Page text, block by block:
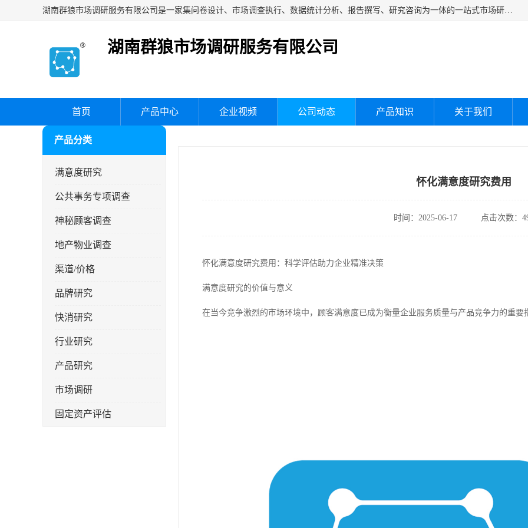
湖南群狼市场调研服务有限公司是一家集问卷设计、市场调查执行、数据统计分析、报告撰写、研究咨询为一体的一站式市场研究服务机构，主要服务：市场调研、三方评估、满意度研究、快消研究、地产物业调查、品牌研究、神秘顾客调查、行业研究、产品研究、公共事务专项调查等。
湖南群狼市场调研服务有限公司
首页 产品中心 企业视频 公司动态 产品知识 关于我们
产品分类
满意度研究
公共事务专项调查
神秘顾客调查
地产物业调查
渠道/价格
品牌研究
快消研究
行业研究
产品研究
市场调研
固定资产评估
怀化满意度研究费用
时间：2025-06-17 点击次数：
怀化满意度研究费用：科学评估助力企业精准决策
满意度研究的价值与意义
在当今竞争激烈的市场环境中，顾客满意度已成为衡量企业服务质量与产品竞争力的重要